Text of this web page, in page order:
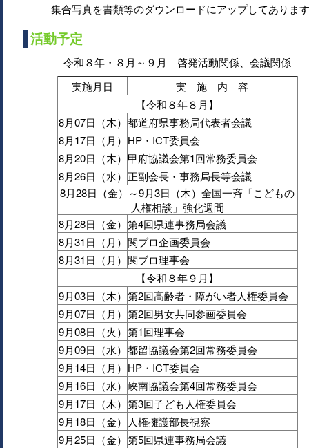
集合写真を書類等のダウンロードにアップしてありま
活動予定
令和８年・８月～９月 啓発活動関係、会議関係
実施月日
実 施 内 容
【令和８年８月】
8月07日（木） 都道府県事務局代表者会議
8月17日（月） HP・ICT委員会
8月20日（木） 甲府協議会第1回常務委員会
8月26日（水） 正副会長・事務局長等会議
8月28日（金）～9月3日（木）全国一斉「こどもの
人権相談」強化週間
8月28日（金） 第4回県連事務局会議
8月31日（月） 関ブロ企画委員会
8月31日（月） 関ブロ理事会
【令和８年９月】
9月03日（木） 第2回高齢者・障がい者人権委員会
9月07日（月） 第2回男女共同参画委員会
9月08日（火） 第1回理事会
9月09日（水） 都留協議会第2回常務委員会
9月14日（月） HP・ICT委員会
9月16日（水） 峡南協議会第4回常務委員会
9月17日（木） 第3回子ども人権委員会
9月18日（金）
人権擁護部長視察
9月25日（金） 第5回県連事務局会議